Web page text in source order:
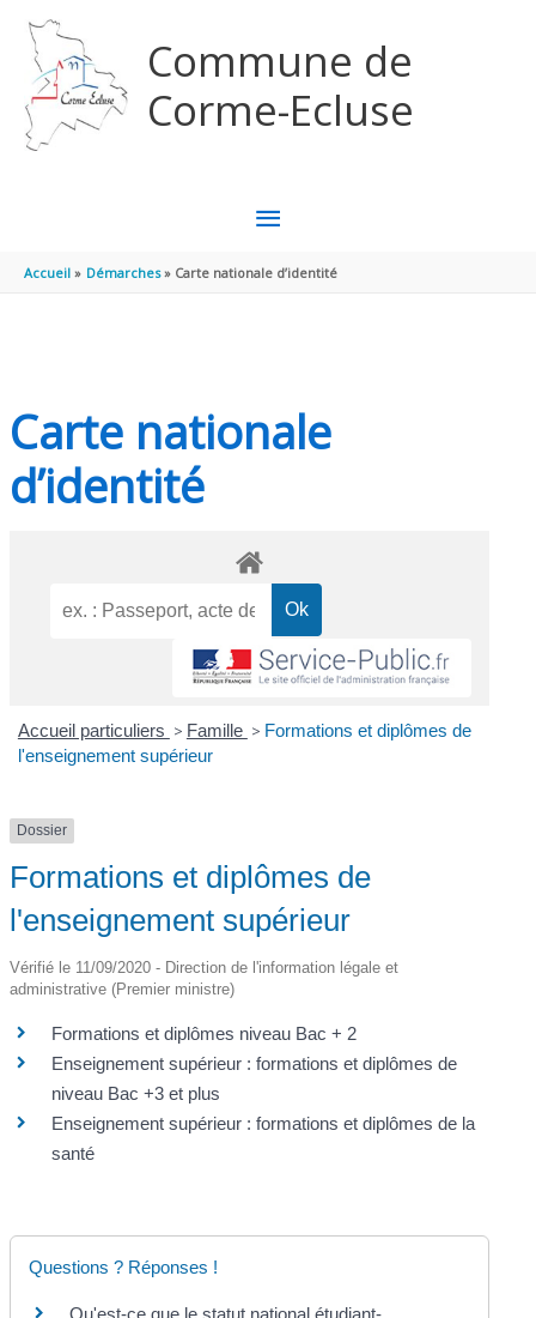
Commune de
Corme-Ecluse
MENU
PRINCIPAL
Accueil Démarches Carte nationale d’identité
Carte nationale
d’identité
Accueil particuliers > Famille > Formations et diplômes de
l'enseignement supérieur
Dossier
Formations et diplômes de
l'enseignement supérieur
Vérifié le 11/09/2020 - Direction de l'information légale et
administrative (Premier ministre)
Formations et diplômes niveau Bac + 2
Enseignement supérieur : formations et diplômes de
niveau Bac +3 et plus
Enseignement supérieur : formations et diplômes de la
santé
Questions ? Réponses !
Qu'est-ce que le statut national étudiant-